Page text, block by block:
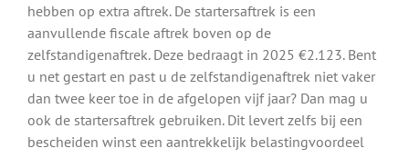
hebben op extra aftrek. De startersaftrek is een
aanvullende fiscale aftrek boven op de
zelfstandigenaftrek. Deze bedraagt in 2025 €2.123. Bent
u net gestart en past u de zelfstandigenaftrek niet vaker
dan twee keer toe in de afgelopen vijf jaar? Dan mag u
ook de startersaftrek gebruiken. Dit levert zelfs bij een
bescheiden winst een aantrekkelijk belastingvoordeel